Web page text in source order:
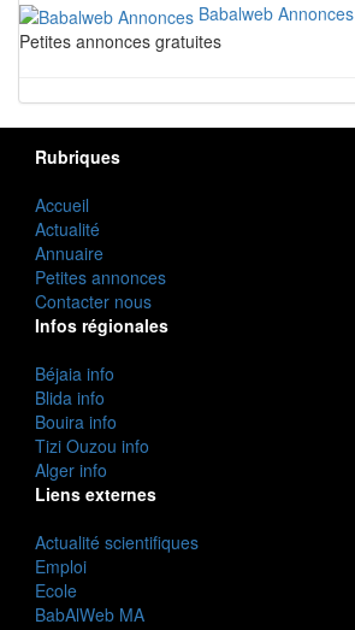
Babalweb Annonces
Petites annonces gratuites
Rubriques
Accueil
Actualité
Annuaire
Petites annonces
Contacter nous
Infos régionales
Béjaia info
Blida info
Bouira info
Tizi Ouzou info
Alger info
Liens externes
Actualité scientifiques
Emploi
Ecole
BabAlWeb MA